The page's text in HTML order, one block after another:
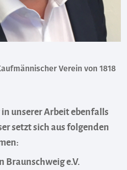
Verein von 1818
unserer Arbeit ebenfalls
setzt sich aus folgenden
Braunschweig e.V.